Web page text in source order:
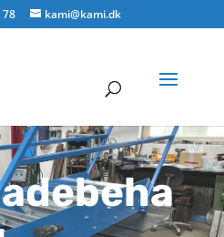
78 kami@kami.dk